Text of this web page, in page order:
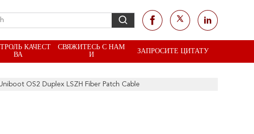
КАЧЕСТ
ВА
СВЯЖИТЕСЬ С НАМ
И
ЗАПРОСИТЕ ЦИТАТУ
OS2 Duplex LSZH Fiber Patch Cable